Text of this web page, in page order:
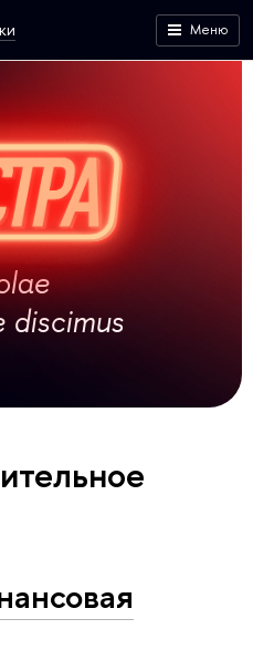
Меню
discimus